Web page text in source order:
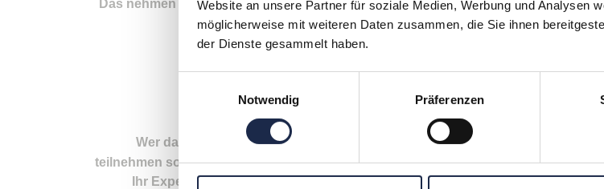
Website an unsere Partner für soziale Medien, Werbung und Analysen
möglicherweise mit weiteren Daten zusammen, die Sie ihnen
der Dienste gesammelt haben.
Notwendig
Präferenzen
Das nehmen Sie
mit
In diesem Seminar wird anschaulich dargestellt, wie die OKR-
und worauf man bei der Einführung achten sollte. Sie können
die Methode für Ihr Unternehmen oder Team geeignet ist. Wertvolle
Machen Sie die ersten Schritte in Richtung eines
Wer daran
teilnehmen sollte
Führungskräfte in Medienhäusern, Agile Coaches,
Ihr Experte
Dr. Marco Olavarria